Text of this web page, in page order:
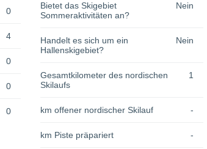
0
4
0
0
0
Bietet das Skigebiet
Sommeraktivitäten an?
Nein
Handelt es sich um ein
Hallenskigebiet?
Nein
Gesamtkilometer des nordischen
Skilaufs
1
km offener nordischer Skilauf -
km Piste präpariert -